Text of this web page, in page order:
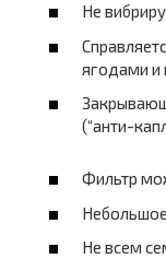
Не
ягодами и
(“анти-
Фильтр
Не всем